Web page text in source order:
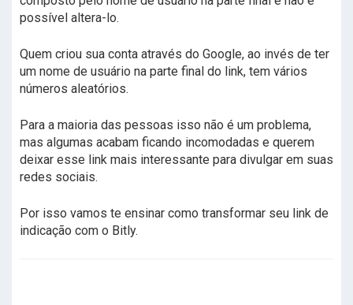
possível altera-lo.
Quem criou sua conta através do Google, ao invés de ter
um nome de usuário na parte final do link, tem vários
números aleatórios.
Para a maioria das pessoas isso não é um problema,
mas algumas acabam ficando incomodadas e querem
deixar esse link mais interessante para divulgar em suas
redes sociais.
Por isso vamos te ensinar como transformar seu link de
indicação com o Bitly.